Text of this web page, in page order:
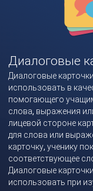
Диалоговые
Диалоговые
использовать в
помогающего
слова, выражения
лицевой стороне
для слова или
карточку, ученику
соответствующее
Диалоговые
использовать при